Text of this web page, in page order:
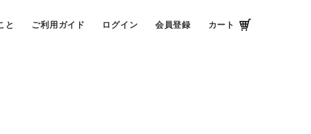
と ご利用ガイド ログイン 会員登録 カート